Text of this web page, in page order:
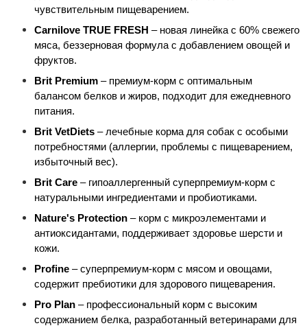
чувствительным пищеварением.
Carnilove TRUE FRESH – новая линейка с 60% свежего
мяса, беззерновая формула с добавлением овощей и
фруктов.
Brit Premium – премиум-корм с оптимальным
балансом белков и жиров, подходит для ежедневного
питания.
Brit VetDiets – лечебные корма для собак с особыми
потребностями (аллергии, проблемы с пищеварением,
избыточный вес).
Brit Care – гипоаллергенный суперпремиум-корм с
натуральными ингредиентами и пробиотиками.
Nature's Protection – корм с микроэлементами и
антиоксидантами, поддерживает здоровье шерсти и
кожи.
Profine – суперпремиум-корм с мясом и овощами,
содержит пребиотики для здорового пищеварения.
Pro Plan – профессиональный корм с высоким
содержанием белка, разработанный ветеринарами для